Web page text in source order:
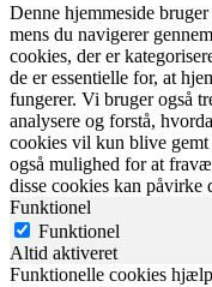
Denne hjemmeside
mens du navigerer
cookies, der er
de er essentielle for, at
fungerer. Vi bruger også
analysere og forstå,
cookies vil kun blive
også mulighed for at
disse cookies kan påvirke
Funktionel
Funktionel
Altid aktiveret
Funktionelle cookies